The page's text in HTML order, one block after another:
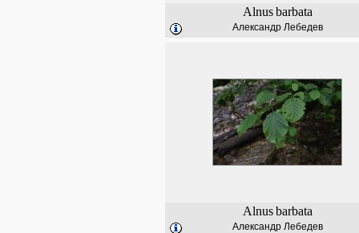
Alnus barbata
Александр Лебедев
Alnus barbata
Александр Лебедев